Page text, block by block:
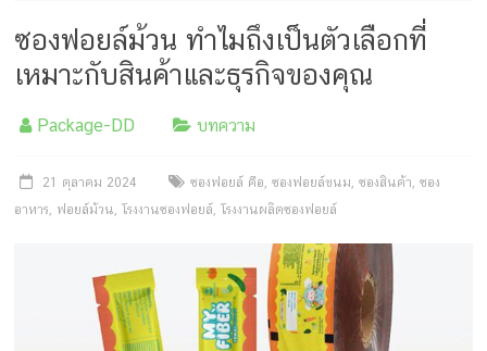
ฟอยล์
รับ
ผลิต
ครีม
ภัณฑ์
ฉลาก
ซองฟอยล์ม้วน ทำไมถึงเป็นตัวเลือกที่
เหมาะกับสินค้าและธุรกิจของคุณ
Package-DD บทความ
21 ตุลาคม 2024 ซองฟอยล์ คือ,ซองฟอยล์ขนม,ซองสินค้า,ซอง
อาหาร, ฟอยล์ม้วน,โรงงานซองฟอยล์,โรงงานผลิตซองฟอยล์